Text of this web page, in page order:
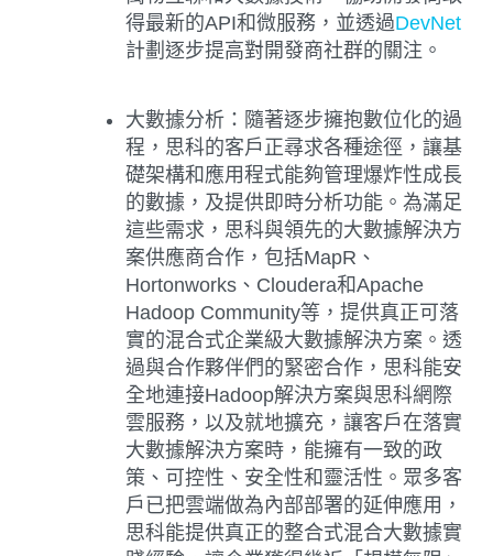
得最新的API和微服務，並透過DevNet
計劃逐步提高對開發商社群的關注。
大數據分析： 隨著逐步擁抱數位化的過
程，思科的客戶正尋求各種途徑，讓基
礎架構和應用程式能夠管理爆炸性成長
的數據，及提供即時分析功能。為滿足
這些需求，思科與領先的大數據解決方
案供應商合作，包括MapR、
Hortonworks、Cloudera和Apache
Hadoop Community等，提供真正可落
實的混合式企業級大數據解決方案。透
過與合作夥伴們的緊密合作，思科能安
全地連接Hadoop解決方案與思科網際
雲服務，以及就地擴充，讓客戶在落實
大數據解決方案時，能擁有一致的政
策、可控性、安全性和靈活性。眾多客
戶已把雲端做為內部部署的延伸應用，
思科能提供真正的整合式混合大數據實